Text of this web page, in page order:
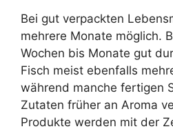
Bei gut verpackten
mehrere Monate möglich.
Wochen bis Monate gut
Fisch meist ebenfalls
während manche fertigen
Zutaten früher an Aroma
Produkte werden mit der